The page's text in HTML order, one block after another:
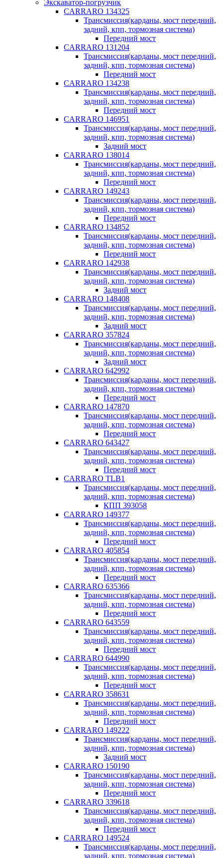
Экскаватор-погрузчик
CARRARO 134325
Трансмиссия(карданы, мост передний,
задний, кпп, тормозная система)
Передний мост
CARRARO 131204
Трансмиссия(карданы, мост передний,
задний, кпп, тормозная система)
Передний мост
CARRARO 134238
Трансмиссия(карданы, мост передний,
задний, кпп, тормозная система)
Передний мост
CARRARO 146951
Трансмиссия(карданы, мост передний,
задний, кпп, тормозная система)
Задний мост
CARRARO 138014
Трансмиссия(карданы, мост передний,
задний, кпп, тормозная система)
Передний мост
CARRARO 149243
Трансмиссия(карданы, мост передний,
задний, кпп, тормозная система)
Передний мост
CARRARO 134852
Трансмиссия(карданы, мост передний,
задний, кпп, тормозная система)
Передний мост
CARRARO 142938
Трансмиссия(карданы, мост передний,
задний, кпп, тормозная система)
Задний мост
CARRARO 148408
Трансмиссия(карданы, мост передний,
задний, кпп, тормозная система)
Задний мост
CARRARO 357824
Трансмиссия(карданы, мост передний,
задний, кпп, тормозная система)
Задний мост
CARRARO 642992
Трансмиссия(карданы, мост передний,
задний, кпп, тормозная система)
Передний мост
CARRARO 147870
Трансмиссия(карданы, мост передний,
задний, кпп, тормозная система)
Передний мост
CARRARO 643427
Трансмиссия(карданы, мост передний,
задний, кпп, тормозная система)
Передний мост
CARRARO TLB1
Трансмиссия(карданы, мост передний,
задний, кпп, тормозная система)
КПП 393058
CARRARO 149377
Трансмиссия(карданы, мост передний,
задний, кпп, тормозная система)
Передний мост
CARRARO 405854
Трансмиссия(карданы, мост передний,
задний, кпп, тормозная система)
Передний мост
CARRARO 635366
Трансмиссия(карданы, мост передний,
задний, кпп, тормозная система)
Передний мост
CARRARO 643559
Трансмиссия(карданы, мост передний,
задний, кпп, тормозная система)
Передний мост
CARRARO 644990
Трансмиссия(карданы, мост передний,
задний, кпп, тормозная система)
Передний мост
CARRARO 358631
Трансмиссия(карданы, мост передний,
задний, кпп, тормозная система)
Передний мост
CARRARO 149222
Трансмиссия(карданы, мост передний,
задний, кпп, тормозная система)
Задний мост
CARRARO 150190
Трансмиссия(карданы, мост передний,
задний, кпп, тормозная система)
Передний мост
CARRARO 339618
Трансмиссия(карданы, мост передний,
задний, кпп, тормозная система)
Передний мост
CARRARO 149524
Трансмиссия(карданы, мост передний,
задний, кпп, тормозная система)